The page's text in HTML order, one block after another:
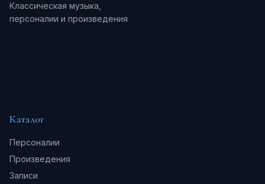
Классическая музыка,
персоналии и произведения
Каталог
Персоналии
Произведения
Записи